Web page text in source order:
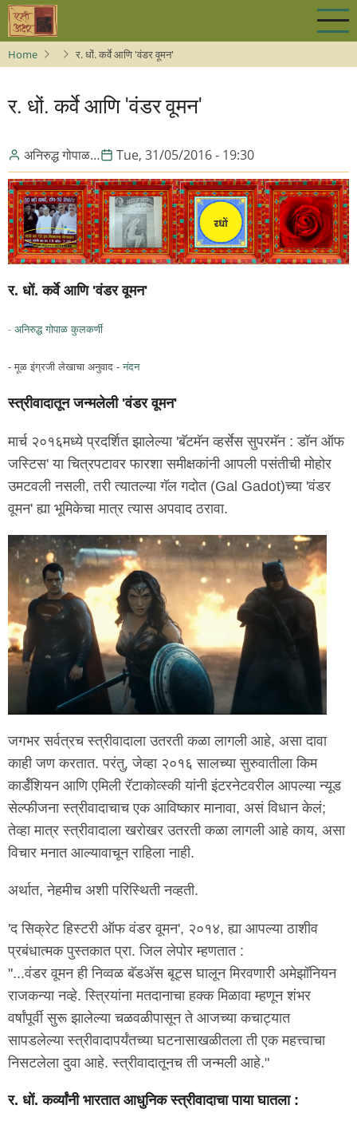
Skip
main
content
Home र. धों. कर्वे आणि 'वंडर वूमन'
र. धों. कर्वे आणि 'वंडर वूमन'
अनिरुद्ध गोपाळ… Tue, 31/05/2016 - 19:30
र. धों. कर्वे आणि 'वंडर वूमन'
- अनिरुद्ध गोपाळ कुलकर्णी
- मूळ इंग्रजी लेखाचा अनुवाद -नंदन
स्त्रीवादातून जन्मलेली 'वंडर वूमन'
मार्च २०१६मध्ये प्रदर्शित झालेल्या 'बॅटमॅन व्हर्सेस सुपरमॅन : डॉन ऑफ
जस्टिस' या चित्रपटावर फारशा समीक्षकांनी आपली पसंतीची मोहोर
उमटवली नसली, तरी त्यातल्या गॅल गदोत (Gal Gadot)च्या 'वंडर
वूमन' ह्या भूमिकेचा मात्र त्यास अपवाद ठरावा.
जगभर सर्वत्रच स्त्रीवादाला उतरती कळा लागली आहे, असा दावा
काही जण करतात. परंतु, जेव्हा २०१६ सालच्या सुरुवातीला किम
कार्डॅशियन आणि एमिली रॅटाकोव्स्की यांनी इंटरनेटवरील आपल्या न्यूड
सेल्फीजना स्त्रीवादाचाच एक आविष्कार मानावा, असं विधान केलं;
तेव्हा मात्र स्त्रीवादाला खरोखर उतरती कळा लागली आहे काय, असा
विचार मनात आल्यावाचून राहिला नाही.
अर्थात, नेहमीच अशी परिस्थिती नव्हती.
'द सिक्रेट हिस्टरी ऑफ वंडर वूमन', २०१४, ह्या आपल्या ठाशीव
प्रबंधात्मक पुस्तकात प्रा. जिल लेपोर म्हणतात :
"...वंडर वूमन ही निव्वळ बॅडअ‍ॅस बूट्स घालून मिरवणारी अमेझॉनियन
राजकन्या नव्हे. स्त्रियांना मतदानाचा हक्क मिळावा म्हणून शंभर
वर्षांपूर्वी सुरू झालेल्या चळवळीपासून ते आजच्या कचाट्यात
सापडलेल्या स्त्रीवादापर्यंतच्या घटनासाखळीतला ती एक महत्त्वाचा
निसटलेला दुवा आहे. स्त्रीवादातूनच ती जन्मली आहे."
र. धों. कर्व्यांनी भारतात आधुनिक स्त्रीवादाचा पाया घातला :